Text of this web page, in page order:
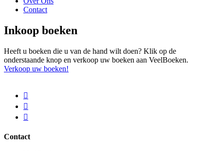
Contact
Inkoop boeken
Heeft u boeken die u van de hand wilt doen? Klik op de
onderstaande knop en verkoop uw boeken aan VeelBoeken.
Verkoop uw boeken!
Contact